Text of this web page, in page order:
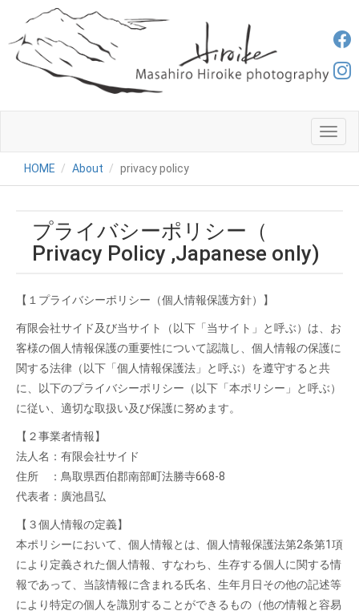
メ
ニ
HOME About privacy policy
プライバシーポリシー（
Privacy Policy ,Japanese only)
【１プライバシーポリシー（個人情報保護方針）】
有限会社サイド及び当サイト（以下「当サイト」と呼ぶ）は、お
客様の個人情報保護の重要性について認識し、個人情報の保護に
関する法律（以下「個人情報保護法」と呼ぶ）を遵守すると共
に、以下のプライバシーポリシー（以下「本ポリシー」と呼ぶ）
に従い、適切な取扱い及び保護に努めます。
【２事業者情報】
法人名：有限会社サイド
住所 ：鳥取県西伯郡南部町法勝寺668-8
代表者：廣池昌弘
【３個人情報の定義】
本ポリシーにおいて、個人情報とは、個人情報保護法第2条第1項
により定義された個人情報、すなわち、生存する個人に関する情
報であって、当該情報に含まれる氏名、生年月日その他の記述等
により特定の個人を識別することができるもの（他の情報と容易